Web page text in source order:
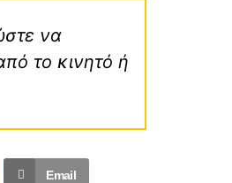
να
το κινητό ή
Email